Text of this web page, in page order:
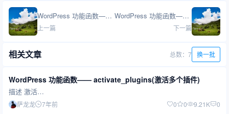
WordPress 功能函数—— addslashes_gpc(添加斜杠以转义字符串)
上一篇
WordPress 功能函数—— add_blog_option(为指定的博客ID添加新选项)
下一篇
相关文章 总数：7 换一批
WordPress 功能函数—— activate_plugins(激活多个插件)
描述 激活…
萨龙龙 7年前 0 0 9.21K 0